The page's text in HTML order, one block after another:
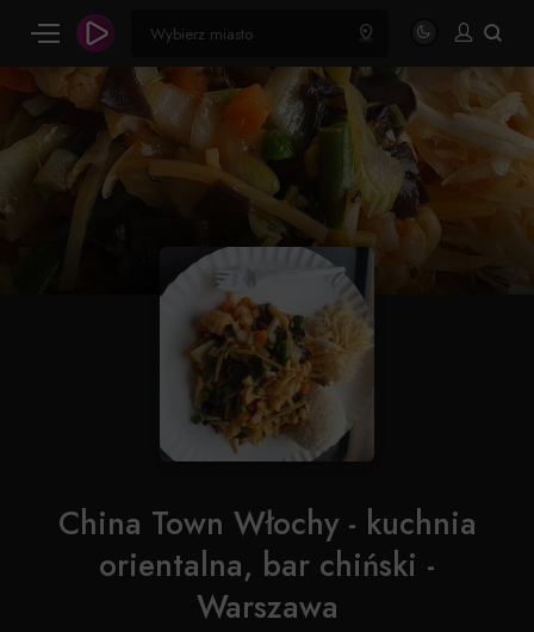
China Town Włochy - kuchnia
orientalna, bar chiński -
Warszawa